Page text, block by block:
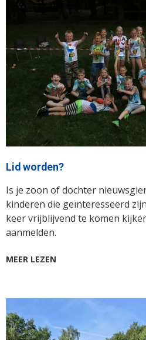
Lid worden?
Is je zoon of dochter
kinderen die geïnteresseerd
keer vrijblijvend te komen
aanmelden.
MEER LEZEN